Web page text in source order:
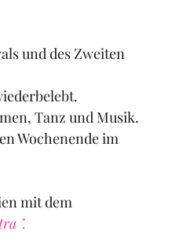
und des Zweiten
Tanz und Musik.
Wochenende im
mit dem
".